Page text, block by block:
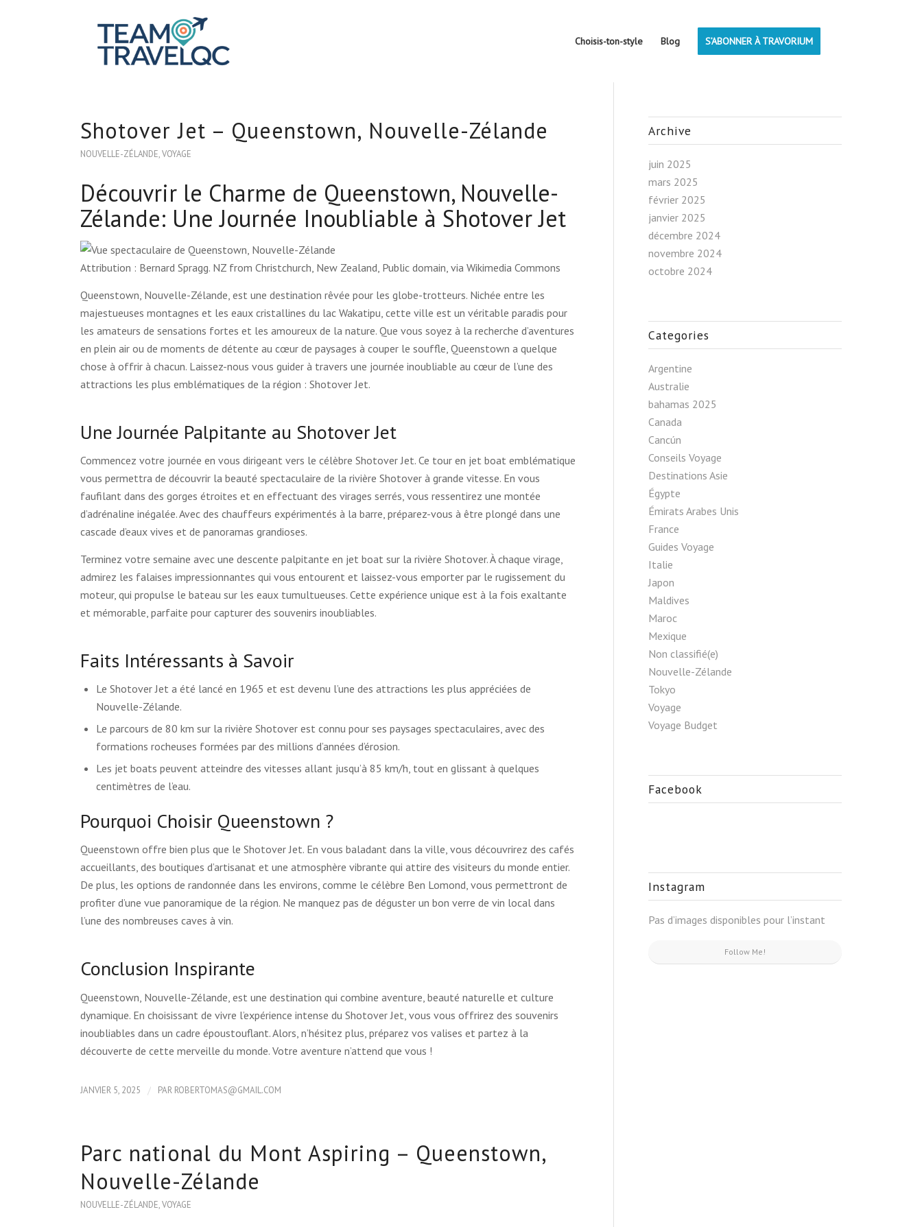
Choisis-ton-style Blog S’ABONNER À TRAVORIUM
Shotover Jet – Queenstown, Nouvelle-Zélande
NOUVELLE-ZÉLANDE,VOYAGE
Découvrir le Charme de Queenstown, Nouvelle-
Zélande: Une Journée Inoubliable à Shotover Jet
Attribution : Bernard Spragg. NZ from Christchurch, New Zealand, Public domain, via Wikimedia Commons
Queenstown, Nouvelle-Zélande, est une destination rêvée pour les globe-trotteurs. Nichée entre les
majestueuses montagnes et les eaux cristallines du lac Wakatipu, cette ville est un véritable paradis pour
les amateurs de sensations fortes et les amoureux de la nature. Que vous soyez à la recherche d’aventures
en plein air ou de moments de détente au cœur de paysages à couper le souffle, Queenstown a quelque
chose à offrir à chacun. Laissez-nous vous guider à travers une journée inoubliable au cœur de l’une des
attractions les plus emblématiques de la région : Shotover Jet.
Une Journée Palpitante au Shotover Jet
Commencez votre journée en vous dirigeant vers le célèbre Shotover Jet. Ce tour en jet boat emblématique
vous permettra de découvrir la beauté spectaculaire de la rivière Shotover à grande vitesse. En vous
faufilant dans des gorges étroites et en effectuant des virages serrés, vous ressentirez une montée
d’adrénaline inégalée. Avec des chauffeurs expérimentés à la barre, préparez-vous à être plongé dans une
cascade d’eaux vives et de panoramas grandioses.
Terminez votre semaine avec une descente palpitante en jet boat sur la rivière Shotover. À chaque virage,
admirez les falaises impressionnantes qui vous entourent et laissez-vous emporter par le rugissement du
moteur, qui propulse le bateau sur les eaux tumultueuses. Cette expérience unique est à la fois exaltante
et mémorable, parfaite pour capturer des souvenirs inoubliables.
Faits Intéressants à Savoir
Le Shotover Jet a été lancé en 1965 et est devenu l’une des attractions les plus appréciées de
Nouvelle-Zélande.
Le parcours de 80 km sur la rivière Shotover est connu pour ses paysages spectaculaires, avec des
formations rocheuses formées par des millions d’années d’érosion.
Les jet boats peuvent atteindre des vitesses allant jusqu’à 85 km/h, tout en glissant à quelques
centimètres de l’eau.
Pourquoi Choisir Queenstown ?
Queenstown offre bien plus que le Shotover Jet. En vous baladant dans la ville, vous découvrirez des cafés
accueillants, des boutiques d’artisanat et une atmosphère vibrante qui attire des visiteurs du monde entier.
De plus, les options de randonnée dans les environs, comme le célèbre Ben Lomond, vous permettront de
profiter d’une vue panoramique de la région. Ne manquez pas de déguster un bon verre de vin local dans
l’une des nombreuses caves à vin.
Conclusion Inspirante
Queenstown, Nouvelle-Zélande, est une destination qui combine aventure, beauté naturelle et culture
dynamique. En choisissant de vivre l’expérience intense du Shotover Jet, vous vous offrirez des souvenirs
inoubliables dans un cadre époustouflant. Alors, n’hésitez plus, préparez vos valises et partez à la
découverte de cette merveille du monde. Votre aventure n’attend que vous !
JANVIER 5, 2025 / PAR ROBERTOMAS@GMAIL.COM
Parc national du Mont Aspiring – Queenstown,
Nouvelle-Zélande
NOUVELLE-ZÉLANDE,VOYAGE
Archive
juin 2025
mars 2025
février 2025
janvier 2025
décembre 2024
novembre 2024
octobre 2024
Categories
Argentine
Australie
bahamas 2025
Canada
Cancún
Conseils Voyage
Destinations Asie
Égypte
Émirats Arabes Unis
France
Guides Voyage
Italie
Japon
Maldives
Maroc
Mexique
Non classifié(e)
Nouvelle-Zélande
Tokyo
Voyage
Voyage Budget
Facebook
Instagram
Pas d’images disponibles pour l’instant
Follow Me!